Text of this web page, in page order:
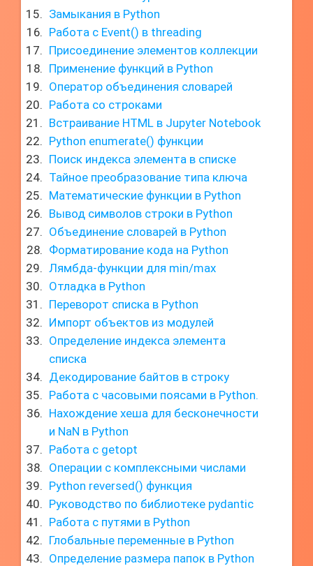
Замыкания в Python
Работа с Event() в threading
Присоединение элементов коллекции
Применение функций в Python
Оператор объединения словарей
Работа со строками
Встраивание HTML в Jupyter Notebook
Python enumerate() функции
Поиск индекса элемента в списке
Тайное преобразование типа ключа
Математические функции в Python
Вывод символов строки в Python
Объединение словарей в Python
Форматирование кода на Python
Лямбда-функции для min/max
Отладка в Python
Переворот списка в Python
Импорт объектов из модулей
Определение индекса элемента
списка
Декодирование байтов в строку
Работа с часовыми поясами в Python.
Нахождение хеша для бесконечности
и NaN в Python
Работа с getopt
Операции с комплексными числами
Python reversed() функция
Руководство по библиотеке pydantic
Работа с путями в Python
Глобальные переменные в Python
Определение размера папок в Python